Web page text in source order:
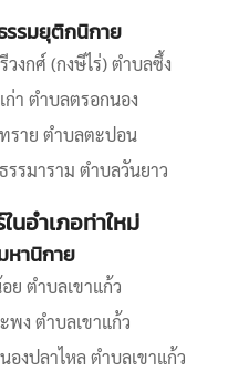
รรมยุติกนิกาย
งกศ์ (กงษีไร่) ตำบลซึ้ง
ก่า ตำบลตรอกนอง
ราย ตำบลตะปอน
รรมาราม ตำบลวันยาว
นอำเภอท่าใหม่
หานิกาย
ย ตำบลเขาแก้ว
พง ตำบลเขาแก้ว
องปลาไหล ตำบลเขาแก้ว